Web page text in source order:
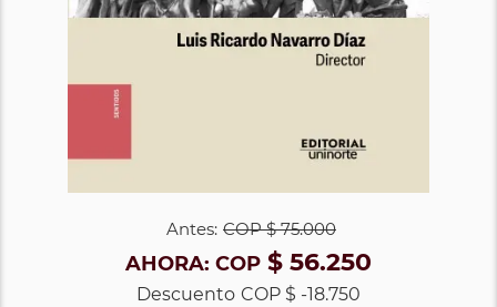
Antes: COP$ 75.000
AHORA: COP $ 56.250
Descuento COP $ -18.750